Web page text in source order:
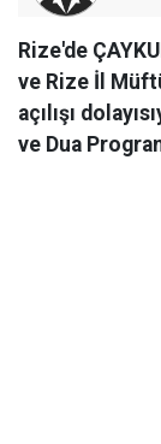
Rize'de
ve Rize İl
açılışı
ve Dua